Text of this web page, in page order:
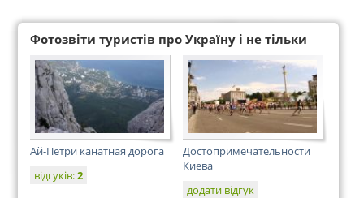
Фотозвіти туристів про Україну і не тільки
Ай-Петри канатная дорога
відгуків:2
Достопримечательности
Киева
додати відгук